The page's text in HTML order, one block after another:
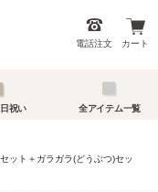
電話注文 カート
祝い 全アイテム一覧
ット＋ガラガラ(どうぶつ)セッ